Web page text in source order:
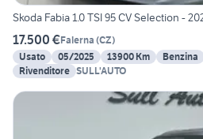
Skoda Fabia 1.0 TSI 95 CV Selection -
17.500 €Falerna (CZ)
Usato
05/2025 13900 Km Benzina
Rivenditore SULL'AUTO